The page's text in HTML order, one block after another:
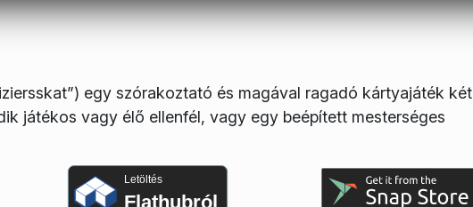
egy szórakoztató és magával ragadó kártyajáték két
játékos vagy élő ellenfél, vagy egy beépített mesterséges
Letöltés
Flathubról